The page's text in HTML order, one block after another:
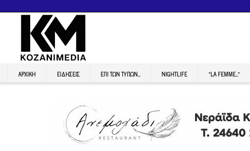
ΑΡΧΙΚΉ ΕΙΔΉΣΕΙΣ ΕΠI ΤΩΝ ΤΥΠΩΝ… NIGHTLIFE “LA FEMME…”